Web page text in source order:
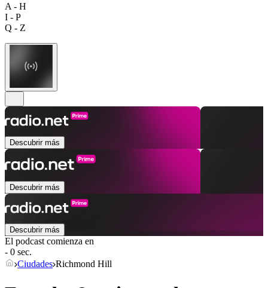
A - H
I - P
Q - Z
Descubrir más
Descubrir más
Descubrir más
El podcast comienza en
- 0 sec.
Ciudades Richmond Hill